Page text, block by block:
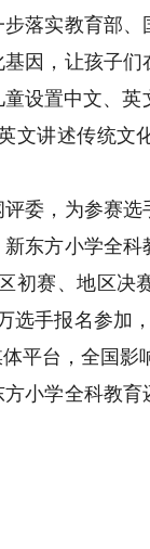
实教育部、
因，让孩子们
设置中文、
文讲述传统文
，为参赛选
东方小学全
初赛、地区决
选手报名参加
平台，全国影
学全科教育